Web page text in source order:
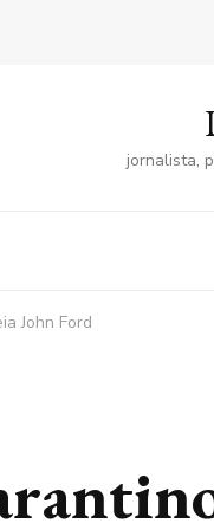
jornalista,
John Ford